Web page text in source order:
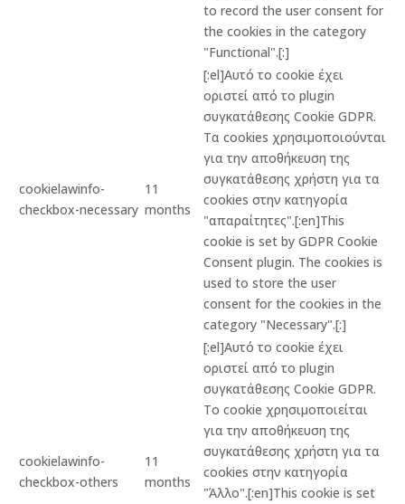
to record the user consent for
the cookies in the category
"Functional".[:]
cookielawinfo-
checkbox-necessary
11
months
[:el]Αυτό το cookie έχει
οριστεί από το plugin
συγκατάθεσης Cookie GDPR.
Τα cookies χρησιμοποιούνται
για την αποθήκευση της
συγκατάθεσης χρήστη για τα
cookies στην κατηγορία
"απαραίτητες".[:en]This
cookie is set by GDPR Cookie
Consent plugin. The cookies is
used to store the user
consent for the cookies in the
category "Necessary".[:]
cookielawinfo-
checkbox-others
11
months
[:el]Αυτό το cookie έχει
οριστεί από το plugin
συγκατάθεσης Cookie GDPR.
Το cookie χρησιμοποιείται
για την αποθήκευση της
συγκατάθεσης χρήστη για τα
cookies στην κατηγορία
"Άλλο".[:en]This cookie is set